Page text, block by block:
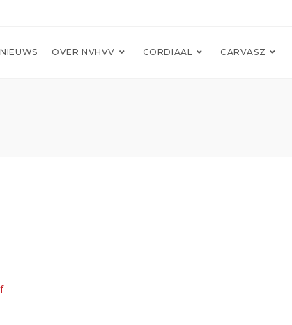
NIEUWS OVER NVHVV CORDIAAL CARVASZ